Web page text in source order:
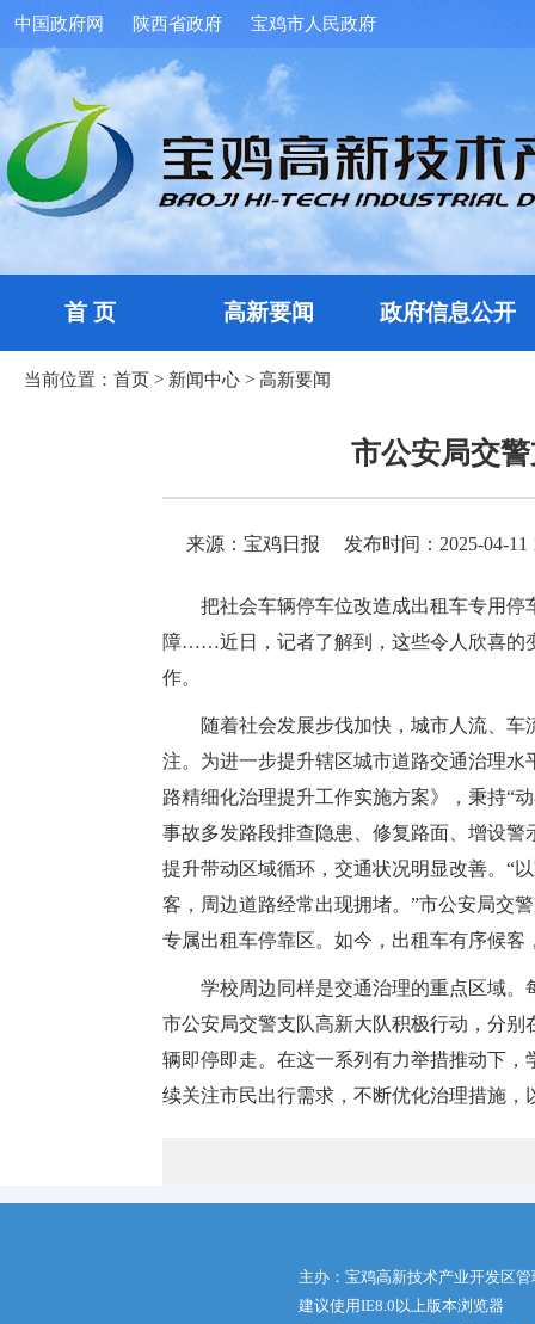
中国政府网 陕西省政府 宝鸡市人民政府
首 页 高新要闻 政府信息公开
当前位置： 首页 > 新闻中心 > 高新要闻
市公安局交
来源：宝鸡日报 发布时间：2025-04-11
把社会车辆停车位改造成出租车专用
障……近日，记者了解到，这些令人欣喜的
作。
随着社会发展步伐加快，城市人流、
注。为进一步提升辖区城市道路交通治理
路精细化治理提升工作实施方案》，秉持“
事故多发路段排查隐患、修复路面、增设
提升带动区域循环，交通状况明显改善。“
客，周边道路经常出现拥堵。”市公安局交
专属出租车停靠区。如今，出租车有序候
学校周边同样是交通治理的重点区域
市公安局交警支队高新大队积极行动，分
辆即停即走。在这一系列有力举措推动下
续关注市民出行需求，不断优化治理措施
主办：宝鸡高新技术产业开发区
建议使用IE8.0以上版本浏览器